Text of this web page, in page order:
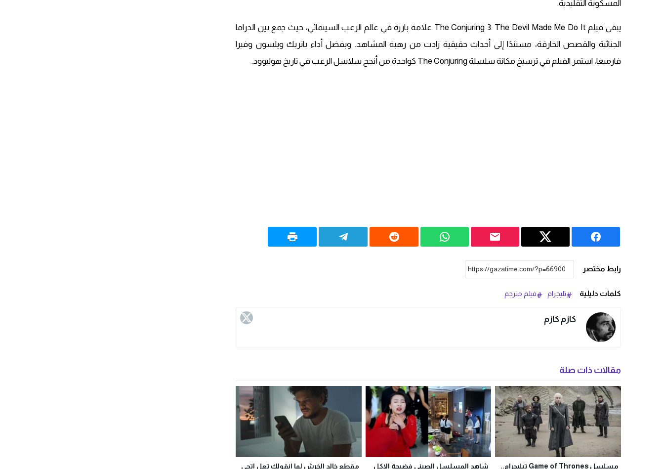
المسكونة التقليدية.
يبقى فيلم The Conjuring 3: The Devil Made Me Do It علامة بارزة في عالم الرعب السينمائي، حيث جمع بين الدراما
الجنائية والقصص الخارقة، مستندًا إلى أحداث حقيقية زادت من رهبة المشاهد. وبفضل أداء باتريك ويلسون وفيرا
فارميغا، استمر الفيلم في ترسيخ مكانة سلسلة The Conjuring كواحدة من أنجح سلاسل الرعب في تاريخ هوليوود.
رابط مختصر
كلمات دليلية تليجرام فيلم مترجم
كازم كازم
مقالات ذات صلة
مسلسل Game of Thrones تيليجرام..
شاهد المسلسل الصيني فضيحة الاكل
مقطع خالد الخرش لما انقولك تعل اتجي